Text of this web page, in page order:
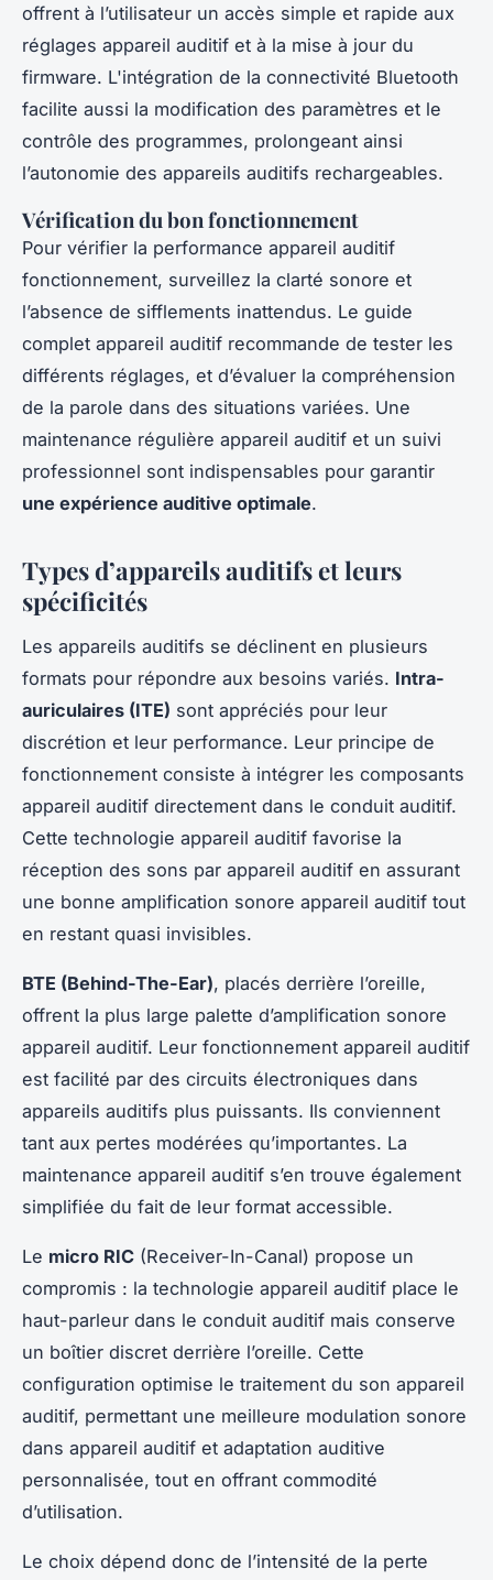
offrent à l’utilisateur un accès simple et rapide aux
réglages appareil auditif et à la mise à jour du
firmware. L'intégration de la connectivité Bluetooth
facilite aussi la modification des paramètres et le
contrôle des programmes, prolongeant ainsi
l’autonomie des appareils auditifs rechargeables.
Vérification du bon fonctionnement
Pour vérifier la performance appareil auditif
fonctionnement, surveillez la clarté sonore et
l’absence de sifflements inattendus. Le guide
complet appareil auditif recommande de tester les
différents réglages, et d’évaluer la compréhension
de la parole dans des situations variées. Une
maintenance régulière appareil auditif et un suivi
professionnel sont indispensables pour garantir
une expérience auditive optimale.
Types d’appareils auditifs et leurs
spécificités
Les appareils auditifs se déclinent en plusieurs
formats pour répondre aux besoins variés. Intra-
auriculaires (ITE) sont appréciés pour leur
discrétion et leur performance. Leur principe de
fonctionnement consiste à intégrer les composants
appareil auditif directement dans le conduit auditif.
Cette technologie appareil auditif favorise la
réception des sons par appareil auditif en assurant
une bonne amplification sonore appareil auditif tout
en restant quasi invisibles.
BTE (Behind-The-Ear), placés derrière l’oreille,
offrent la plus large palette d’amplification sonore
appareil auditif. Leur fonctionnement appareil auditif
est facilité par des circuits électroniques dans
appareils auditifs plus puissants. Ils conviennent
tant aux pertes modérées qu’importantes. La
maintenance appareil auditif s’en trouve également
simplifiée du fait de leur format accessible.
Le micro RIC (Receiver-In-Canal) propose un
compromis : la technologie appareil auditif place le
haut-parleur dans le conduit auditif mais conserve
un boîtier discret derrière l’oreille. Cette
configuration optimise le traitement du son appareil
auditif, permettant une meilleure modulation sonore
dans appareil auditif et adaptation auditive
personnalisée, tout en offrant commodité
d’utilisation.
Le choix dépend donc de l’intensité de la perte